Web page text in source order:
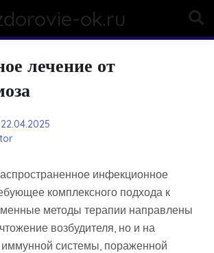
ok.ru
лечение от
22.04.2025
инфекционное
комплексного подхода к
методы терапии направлены
возбудителя, но и на
иммунной системы, пораженной